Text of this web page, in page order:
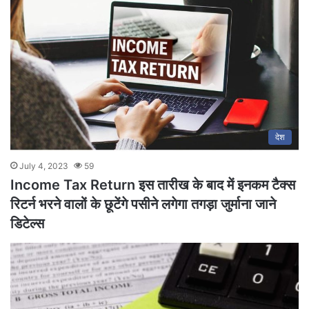
देश
July 4, 2023 59
Income Tax Return इस तारीख के बाद में इनकम टैक्स
रिटर्न भरने वालों के छूटेंगे पसीने लगेगा तगड़ा जुर्माना जाने
डिटेल्स